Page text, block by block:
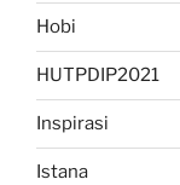
Hobi
HUTPDIP2021
Inspirasi
Istana